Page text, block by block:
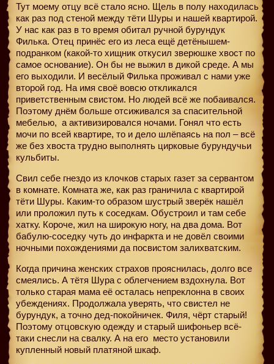
Тут моему отцу всё стало ясно. Щель в полу находилась
как раз под стеной между тёти Шуры и нашей квартирой.
У нас как раз в то время обитал ручной бурундук
Филька. Отец принёс его из леса ещё детёнышем-
подранком (какой-то хищник откусил зверюшке хвост по
самое основание). Он бы не выжил в дикой среде. А мы
его выходили. И весёлый Филька проживал с нами уже
второй год. На имя своё вовсю откликался
приветственным свистом. Но людей всё же побаивался.
Поэтому днём больше отсиживался за спасительной
мебелью, а активизировался ночами. Гонял что есть
мочи по всей квартире, то и дело шлёпаясь на пол – всё
же без хвоста трудно выполнять цирковые бурундучьи
кульбиты.
Свил себе гнездо из клочков старых газет за сервантом
в комнате. Комната же, как раз граничила с квартирой
тёти Шуры. Каким-то образом шустрый зверёк нашёл
или проложил путь к соседкам. Обустроил и там себе
хатку. Короче, жил на широкую ногу, на два дома. Вот
бабулю-соседку чуть до инфаркта и не довёл своими
ночными похождениями да посвистом залихватским.
Когда причина женских страхов прояснилась, долго все
смеялись. А тётя Шура с облегчением вздохнула. Вот
только старая мама её осталась непреклонна в своих
убеждениях. Продолжала уверять, что свистел не
бурундук, а точно дед-покойничек. Филя, чёрт старый!
Поэтому отцовскую одежду и старый шифоньер всё-
таки снесли на свалку. А на его место установили
купленный новый платяной шкаф.